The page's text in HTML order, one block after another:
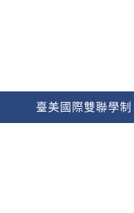
臺美國際雙聯學制